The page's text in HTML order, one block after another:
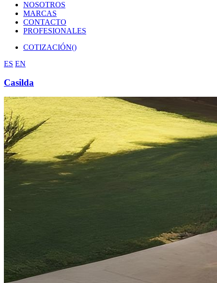
NOSOTROS
MARCAS
CONTACTO
PROFESIONALES
COTIZACIÓN()
ES EN
Casilda